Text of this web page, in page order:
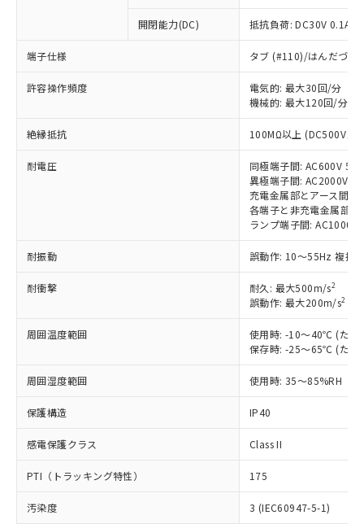
開閉能力(DC) 抵抗負荷: DC30V 0.1A
端子仕様 タブ (#110)/はんだづけ
許容操作頻度
電気的: 最大30回/分
機械的: 最大120回/分
絶縁抵抗 100MΩ以上 (DC500Vメ
耐電圧
同極端子間: AC600V
異極端子間: AC2000V
充電金属部とアース間:
各端子と非充電金属部
ランプ端子間:
耐振動 誤動作: 10～55Hz 複振
耐衝撃 耐久: 最大500m/s2
誤動作: 最大200m/s2
周囲温度範囲
使用時: -10～40℃ (ただ
保存時: -25～65℃ (ただ
周囲湿度範囲 使用時: 35～85%RH
保護構造 IP40
感電保護クラス Class II
PTI（トラッキング特性） 175
汚染度 3 (IEC60947-5-1)
以下の条件をお読みいただき、同意のうえ
本サービスは、当社制御機器事業取扱
商品の当社在庫状況および標準価格
(税抜)を提供させていただくもので
当社制御機器事業取扱商品の中には、
本サービスの対象外となる商品もある
在庫状況および標準価格照会結果は、
タに基づき作成されるものであり、閲
覧された時点での実際の在庫および標
準価格とは異なる場合があることをご
※1 対応状況
対応済み：EU RoHS指令（10物質）の
非含有に対応した製品が提供可能な商品で
対応予定：EU RoHS指令（10物質）の非含
有に対応した製品に切り替える予定のある
対応予定なし：EU RoHS指令（10物質）の
非含有に非対応の商品で、対応品を出す予
調査・確認中：EU RoHS指令（10物質）の
非含有の対応状況を調査中または確認中の
非該当品：ライセンス料など無形物で、有
害物質有無と関係のない商品です。
仕入先様の事情により、非含有部品として
いたものが、含有品と判明した場合などや
むを得ず変更することがあります。
*EU RoHS指令（10物質）：
六価クロム(Cr(Ⅵ)) 1000ppm以下、ポリ臭化ビフェニル
※1 中国RoHS○×表
「○」：最大均質材料含有率が中国RoHSの
基準値以下であることを示します。
基準値を超えていることを示します。
「－」：未確認です。当社販売部門へお問
*中国RoHS10物質の基準値 (GB/T26572)：
Pb(鉛) :1000ppm、 Hg(水銀) : 1000ppm、 Cd(カドミウ
当社は、これら貴社製品のうち、外国
為替および外国貿易法に定める商品
（以下｢規制貨物等」という）を輸出
または国外への提供する場合は、日本
国政府の輸出許可(または役務取引許
可)を取得するなどの必要な手続きを
記
説明